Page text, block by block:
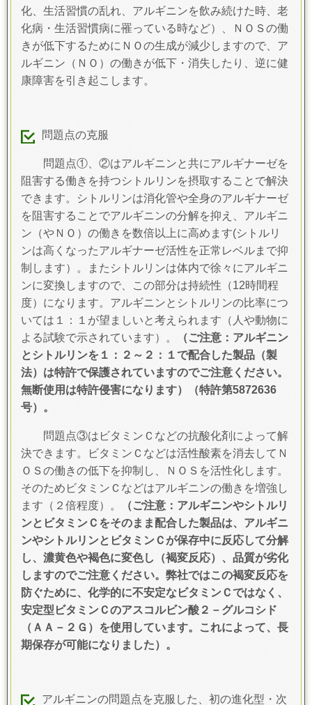
化、生活習慣の乱れ 、アルギニンを飲み続けた時、 老
化病・生活習慣病に罹っている時など）、ＮＯＳの働
きが低下するためにＮＯの生成が減少しますので、 ア
ルギニン（ＮＯ）の働きが低下・消失したり、逆に健
康障害を引き起こします。
問題点の克服
問題点①、②はアルギニンと共にアルギナーゼを
阻害する働きを持つシトルリンを摂取することで解決
できます。シトルリンは消化管や全身のアルギナーゼ
を阻害することでアルギニンの分解を抑え、アルギニ
ン（やＮＯ）の働きを数倍以上に高めます(シトルリ
ンは高くなったアルギナーゼ活性を正常レベルまで抑
制します）。またシトルリンは体内で徐々にアルギニ
ンに変換しますので、この部分は持続性（12時間程
度）になります。アルギニンとシトルリンの比率につ
いては１：１が望ましいと考えられます（人や動物に
よる試験で示されています）
。
（ご注意：アルギニン
とシトルリンを１：２～２：１で配合した製品（製
法）は特許で保護されていますのでご注意ください。
無断使用は特許侵害になります）（特許第5872636
号）。
問題点③はビタミンＣなどの抗酸化剤によって解
決できます。ビタミンＣなどは活性酸素を消去してＮ
ＯＳの働きの低下を抑制し、ＮＯＳを活性化します。
そのためビタミンＣなどはアルギニンの働きを増強し
ます（２倍程度）。
（ご注意：アルギニンやシトルリ
ンとビタミンＣをそのまま配合した製品は、アルギニ
ンやシトルリンとビタミンＣが保存中に反応して分解
し、濃黄色や褐色に変色し（褐変反応）、品質が劣化
しますのでご注意ください。弊社ではこの褐変反応を
防ぐために、化学的に不安定なビタミンＣではなく、
安定型ビタミンＣのアスコルビン酸２－グルコシド
（ＡＡ－２Ｇ）を使用しています。これによって、長
期保存が可能になりました）。
アルギニンの問題点を克服した、初の進化型・次